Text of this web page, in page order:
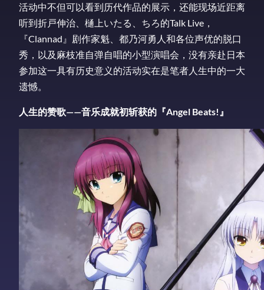
活动中不但可以看到历代作品的展示，还能现场近距离
听到折戸伸治、樋上いたる、ちろ的Talk Live，
『Clannad』剧作家魁、都乃河勇人和各位声优的脱口
秀，以及麻枝准自弹自唱的小型演唱会，没有亲赴日本
参加这一具有历史意义的活动实在是笔者人生中的一大
遗憾。
人生的赞歌——音乐成就初斩获的『Angel Beats!』